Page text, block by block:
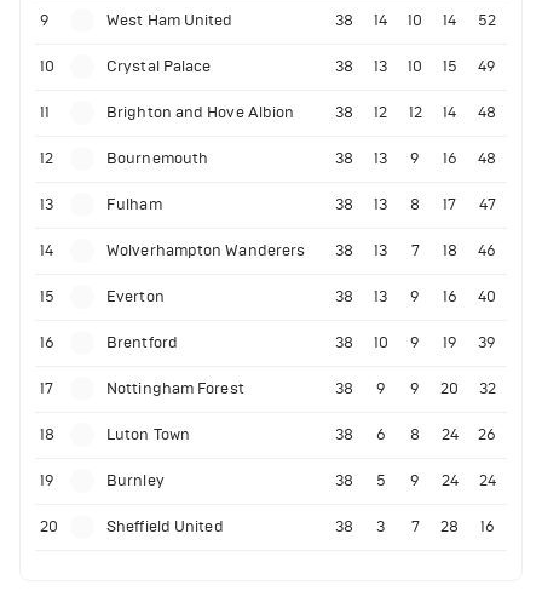
9 West Ham United 38 14 10 14 52
10 Crystal Palace 38 13 10 15 49
11 Brighton and Hove Albion 38 12 12 14 48
12 Bournemouth 38 13 9 16 48
13 Fulham 38 13 8 17 47
14 Wolverhampton Wanderers 38 13 7 18 46
15 Everton 38 13 9 16 40
16 Brentford 38 10 9 19 39
17 Nottingham Forest 38 9 9 20 32
18 Luton Town 38 6 8 24 26
19 Burnley 38 5 9 24 24
20 Sheffield United 38 3 7 28 16